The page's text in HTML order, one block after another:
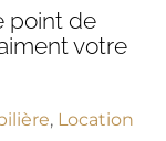
point de
votre
, Location